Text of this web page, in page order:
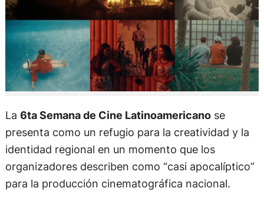
La 6ta Semana de Cine Latinoamericanose
presenta como un refugio para la creatividad y la
identidad regional en un momento que los
organizadores describen como “casi apocalíptico”
para la producción cinematográfica nacional.